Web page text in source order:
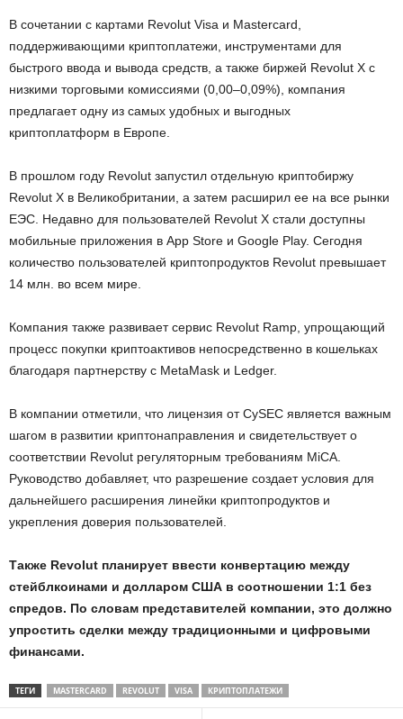
В сочетании с картами Revolut Visa и Mastercard,
поддерживающими криптоплатежи, инструментами для
быстрого ввода и вывода средств, а также биржей Revolut X с
низкими торговыми комиссиями (0,00–0,09%), компания
предлагает одну из самых удобных и выгодных
криптоплатформ в Европе.
В прошлом году Revolut запустил отдельную криптобиржу
Revolut X в Великобритании, а затем расширил ее на все рынки
ЕЭС. Недавно для пользователей Revolut X стали доступны
мобильные приложения в App Store и Google Play. Сегодня
количество пользователей криптопродуктов Revolut превышает
14 млн. во всем мире.
Компания также развивает сервис Revolut Ramp, упрощающий
процесс покупки криптоактивов непосредственно в кошельках
благодаря партнерству с MetaMask и Ledger.
В компании отметили, что лицензия от CySEC является важным
шагом в развитии криптонаправления и свидетельствует о
соответствии Revolut регуляторным требованиям MiCA.
Руководство добавляет, что разрешение создает условия для
дальнейшего расширения линейки криптопродуктов и
укрепления доверия пользователей.
Также Revolut планирует ввести конвертацию между
стейблкоинами и долларом США в соотношении 1:1 без
спредов. По словам представителей компании, это должно
упростить сделки между традиционными и цифровыми
финансами.
ТЕГИ MASTERCARD REVOLUT VISA КРИПТОПЛАТЕЖИ